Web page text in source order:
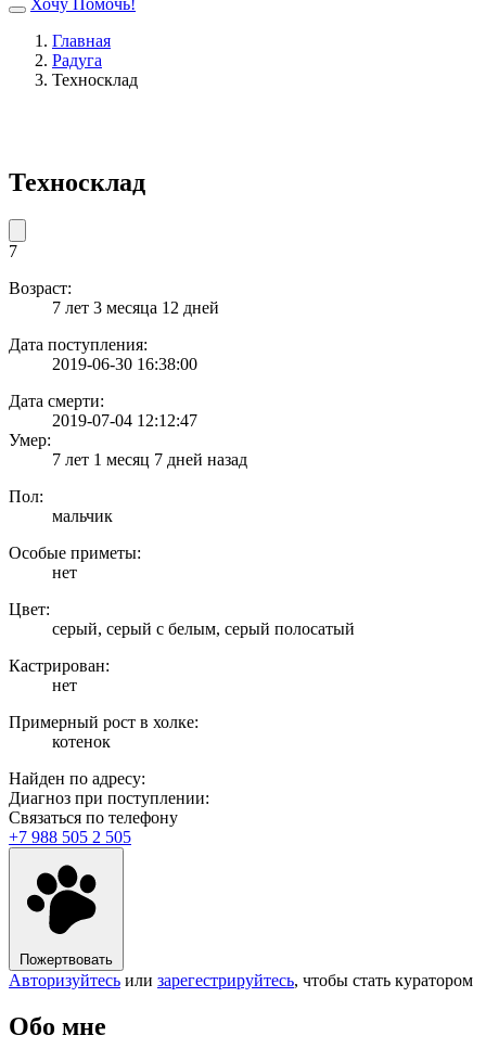
Хочу Помочь!
Главная
Радуга
Техносклад
Техносклад
7
Возраст:
7 лет 3 месяца 12 дней
Дата поступления:
2019-06-30 16:38:00
Дата смерти:
2019-07-04 12:12:47
Умер:
7 лет 1 месяц 7 дней назад
Пол:
мальчик
Особые приметы:
нет
Цвет:
серый, серый с белым, серый полосатый
Кастрирован:
нет
Примерный рост в холке:
котенок
Найден по адресу:
Диагноз при поступлении:
Связаться по телефону
+7 988 505 2 505
Пожертвовать
Авторизуйтесь или зарегестрируйтесь, чтобы стать куратором
Обо мне